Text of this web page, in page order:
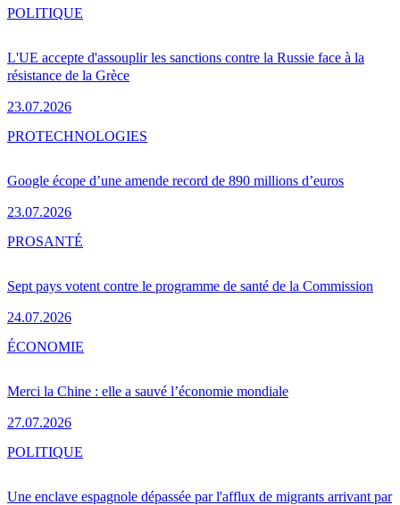
L'UE accepte d'assouplir les sanctions contre la Russie face à la
résistance de la Grèce
23.07.2026
POLITIQUE
Google écope d’une amende record de 890 millions d’euros
23.07.2026
PROTECHNOLOGIES
Sept pays votent contre le programme de santé de la Commission
24.07.2026
PROSANTÉ
Merci la Chine : elle a sauvé l’économie mondiale
27.07.2026
ÉCONOMIE
Une enclave espagnole dépassée par l'afflux de migrants arrivant par
POLITIQUE